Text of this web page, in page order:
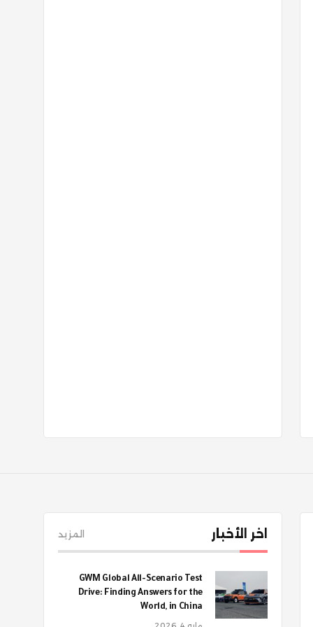
اخر الأخبار المزيد
GWM Global All-Scenario Test
Drive: Finding Answers for the
World, in China